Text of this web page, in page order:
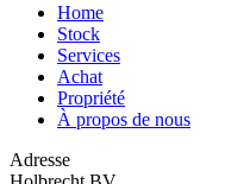
Home
Stock
Services
Achat
Propriété
À propos de nous
Adresse